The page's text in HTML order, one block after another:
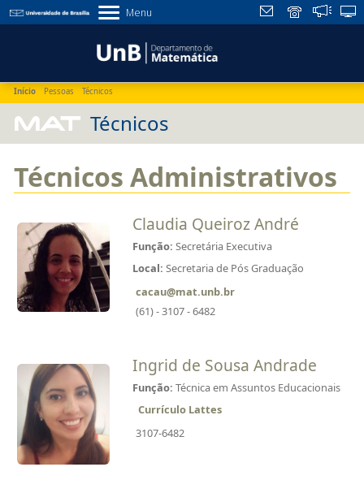
Menu
Início Pessoas Técnicos
MAT Técnicos
Técnicos Administrativos
Claudia Queiroz André
Função: Secretária Executiva
Local: Secretaria de Pós Graduação
cacau@mat.unb.br
(61) - 3107 - 6482
Ingrid de Sousa Andrade
Função: Técnica em Assuntos Educacionais
Currículo Lattes
3107-6482